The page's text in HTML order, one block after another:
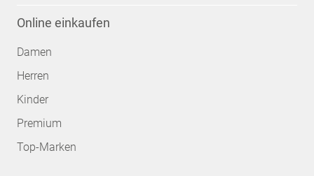
Online einkaufen
Damen
Herren
Kinder
Premium
Top-Marken